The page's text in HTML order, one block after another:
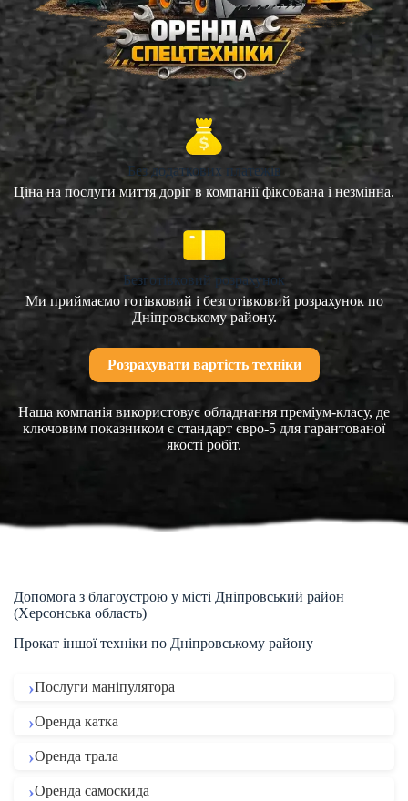
Без додаткових платежів
Ціна на послуги миття доріг в компанії фіксована і незмінна.
Безготівковий розрахунок
Ми приймаємо готівковий і безготівковий розрахунок по
Дніпровському району.
Розрахувати вартість техніки
Наша компанія використовує обладнання преміум-класу, де
ключовим показником є стандарт євро-5 для гарантованої
якості робіт.
Допомога з благоустрою у місті Дніпровський район
(Херсонська область)
Прокат іншої техніки по Дніпровському району
Послуги маніпулятора
Оренда катка
Оренда трала
Оренда самоскида